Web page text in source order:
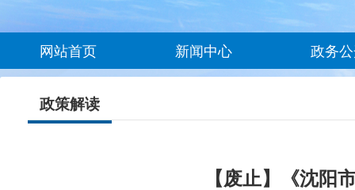
网站首页 新闻中心 政务
政策解读
【废止】《沈阳